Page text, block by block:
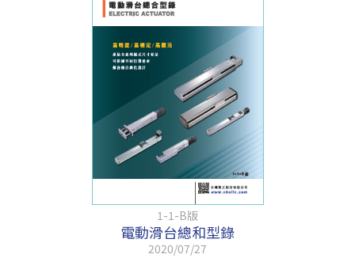
1-1-B版
電動滑台總和型錄
2020/07/27